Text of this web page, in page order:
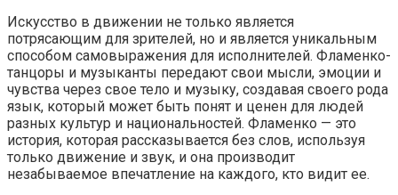
Искусство в движении не только является
потрясающим для зрителей, но и является уникальным
способом самовыражения для исполнителей. Фламенко-
танцоры и музыканты передают свои мысли, эмоции и
чувства через свое тело и музыку, создавая своего рода
язык, который может быть понят и ценен для людей
разных культур и национальностей. Фламенко — это
история, которая рассказывается без слов, используя
только движение и звук, и она производит
незабываемое впечатление на каждого, кто видит ее.